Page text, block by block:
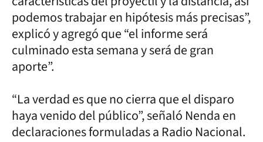
podemos trabajar en hipótesis más precisas”,
explicó y agregó que “el informe será
culminado esta semana y será de gran
aporte”.
“La verdad es que no cierra que el disparo
haya venido del público”, señaló Nenda en
declaraciones formuladas a Radio Nacional.